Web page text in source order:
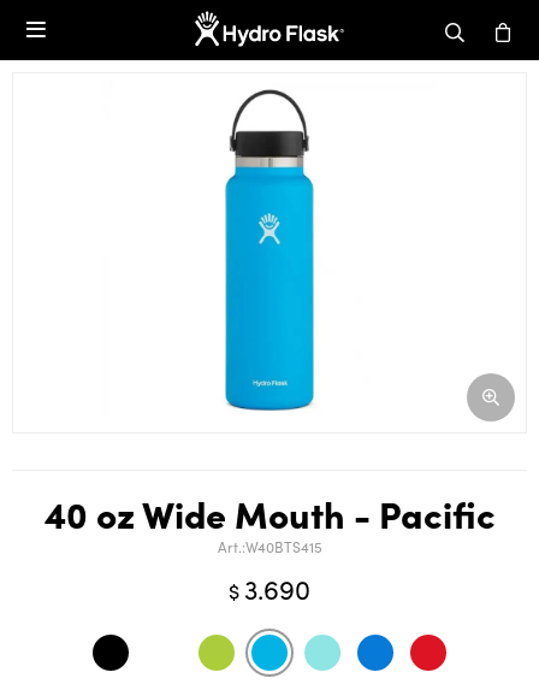

40 oz Wide Mouth - Pacific
W40BTS415
$ 3.690